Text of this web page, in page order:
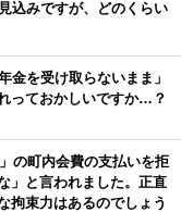
込みですが、どのくらい
金を受け取らないまま」
っておかしいですか…？
の町内会費の支払いを拒
」と言われました。正直
拘束力はあるのでしょう